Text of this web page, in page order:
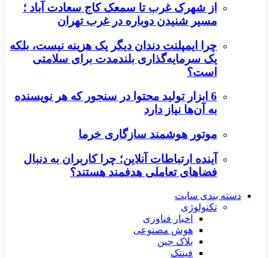
از شهرک غرب تا سمعک کاج سعادت آباد ؛
مسیر شنیدن دوباره در غرب تهران
چرا ایمپلنت دندان دیگر یک هزینه نیست، بلکه
یک سرمایه‌گذاری بلندمدت برای سلامتی
است؟
6 ابزار تولید محتوا در سنجور که هر نویسنده
به آن‌ها نیاز دارد
موتور هوشمند سازگاری خرما
آینده ارتباطات آنلاین؛ چرا کاربران به دنبال
فضاهای تعاملی هدفمند هستند؟
دسته بندی سایت
تکنولوژی
اخبار فناوری
هوش مصنوعی
بلاک چین
فینتک